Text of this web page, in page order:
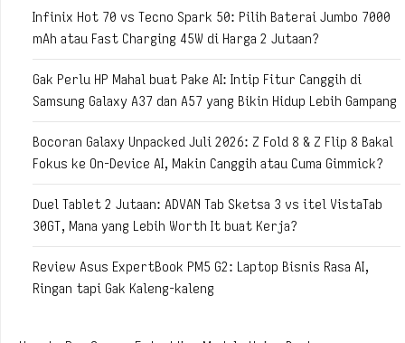
Infinix Hot 70 vs Tecno Spark 50: Pilih Baterai Jumbo 7000
mAh atau Fast Charging 45W di Harga 2 Jutaan?
Gak Perlu HP Mahal buat Pake AI: Intip Fitur Canggih di
Samsung Galaxy A37 dan A57 yang Bikin Hidup Lebih Gampang
Bocoran Galaxy Unpacked Juli 2026: Z Fold 8 & Z Flip 8 Bakal
Fokus ke On-Device AI, Makin Canggih atau Cuma Gimmick?
Duel Tablet 2 Jutaan: ADVAN Tab Sketsa 3 vs itel VistaTab
30GT, Mana yang Lebih Worth It buat Kerja?
Review Asus ExpertBook PM5 G2: Laptop Bisnis Rasa AI,
Ringan tapi Gak Kaleng-kaleng